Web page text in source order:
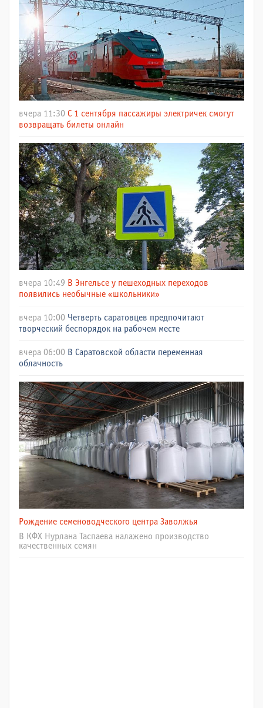
вчера 11:30 С 1 сентября пассажиры электричек смогут
возвращать билеты онлайн
вчера 10:49 В Энгельсе у пешеходных переходов
появились необычные «школьники»
вчера 10:00 Четверть саратовцев предпочитают
творческий беспорядок на рабочем месте
вчера 06:00 В Саратовской области переменная
облачность
Рождение семеноводческого центра Заволжья
В КФХ Нурлана Таспаева налажено производство
качественных семян